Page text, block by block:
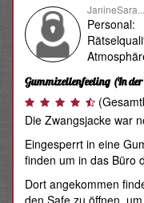
JanineSara...
Personal:
Gummizellenfeeling(In der
Die Zwangsjacke war
Eingesperrt in eine
finden um in das Büro
Dort angekommen